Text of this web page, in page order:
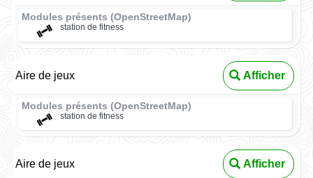
Modules présents (OpenStreetMap)
station de fitness
Aire de jeux Afficher
Modules présents (OpenStreetMap)
station de fitness
Aire de jeux Afficher